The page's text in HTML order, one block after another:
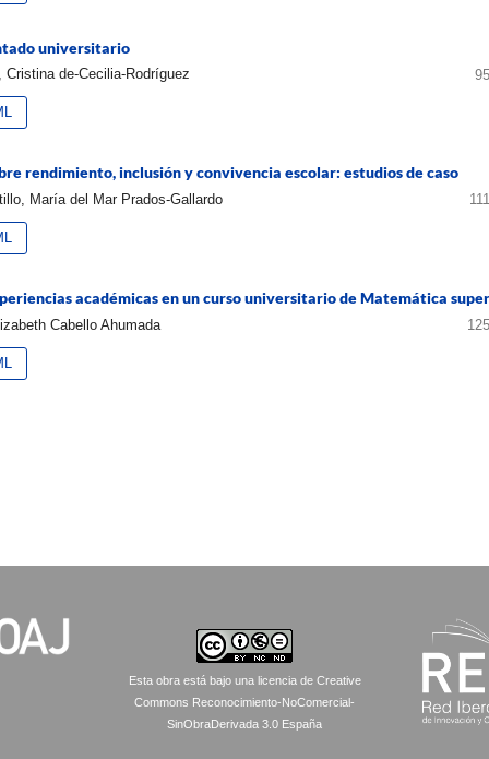
universitario
de-Cecilia-Rodríguez
rendimiento, inclusión y convivencia escolar: estudios de caso
María del Mar Prados-Gallardo
académicas en un curso universitario de Matemática
Cabello Ahumada
Esta obra está bajo una licencia de Creative
Commons Reconocimiento-NoComercial-
SinObraDerivada 3.0 España